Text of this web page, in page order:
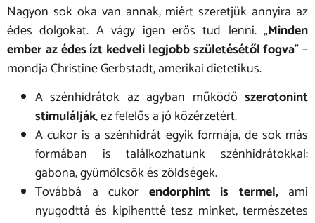
Nagyon sok oka van annak, miért szeretjük annyira az
édes dolgokat. A vágy igen erős tud lenni. „Minden
ember az édes ízt kedveli legjobb születésétől fogva” –
mondja Christine Gerbstadt, amerikai dietetikus.
A szénhidrátok az agyban működő szerotonint
stimulálják, ez felelős a jó közérzetért.
A cukor is a szénhidrát egyik formája, de sok más
formában is találkozhatunk szénhidrátokkal:
gabona, gyümölcsök és zöldségek.
Továbbá a cukor endorphint is termel,ami
nyugodttá és kipihentté tesz minket, természetes